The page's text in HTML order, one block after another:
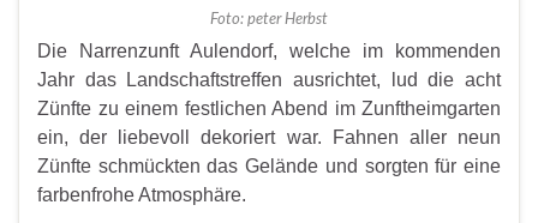
Foto: peter Herbst
Die Narrenzunft Aulendorf, welche im kommenden
Jahr das Landschaftstreffen ausrichtet, lud die acht
Zünfte zu einem festlichen Abend im Zunftheimgarten
ein, der liebevoll dekoriert war. Fahnen aller neun
Zünfte schmückten das Gelände und sorgten für eine
farbenfrohe Atmosphäre.